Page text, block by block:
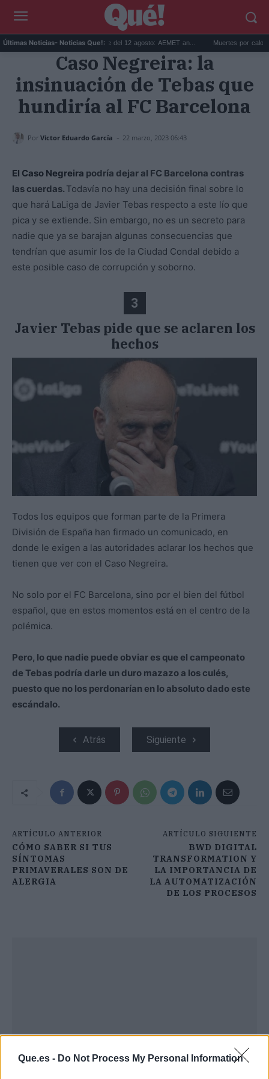
Que.es - Do Not Process My Personal Information
Últimas Noticias- Noticias Que!:
Predicción para el eclipse del 12 agosto: AEMET an... Muertes por calor en
Caso Negreira: la
insinuación de Tebas que
hundiría al FC Barcelona
Por Victor Eduardo García - 22 marzo, 2023 06:43
El Caso Negreira podría dejar al FC Barcelona contras
las cuerdas. Todavía no hay una decisión final sobre lo
que hará LaLiga de Javier Tebas respecto a este lío que
pica y se extiende. Sin embargo, no es un secreto para
nadie que ya se barajan algunas consecuencias que
tendrían que asumir los de la Ciudad Condal debido a
este posible caso de corrupción y soborno.
3
Javier Tebas pide que se aclaren los
hechos
Todos los equipos que forman parte de la Primera
División de España han firmado un comunicado, en
donde le exigen a las autoridades aclarar los hechos que
tienen que ver con el Caso Negreira.
No solo por el FC Barcelona, sino por el bien del fútbol
español, que en estos momentos está en el centro de la
polémica.
Pero, lo que nadie puede obviar es que el campeonato
de Tebas podría darle un duro mazazo a los culés,
puesto que no los perdonarían en lo absoluto dado este
escándalo.
Atrás Siguiente
ARTÍCULO ANTERIOR
CÓMO SABER SI TUS
SÍNTOMAS
PRIMAVERALES SON DE
ALERGIA
ARTÍCULO SIGUIENTE
BWD DIGITAL
TRANSFORMATION Y
LA IMPORTANCIA DE
LA AUTOMATIZACIÓN
DE LOS PROCESOS